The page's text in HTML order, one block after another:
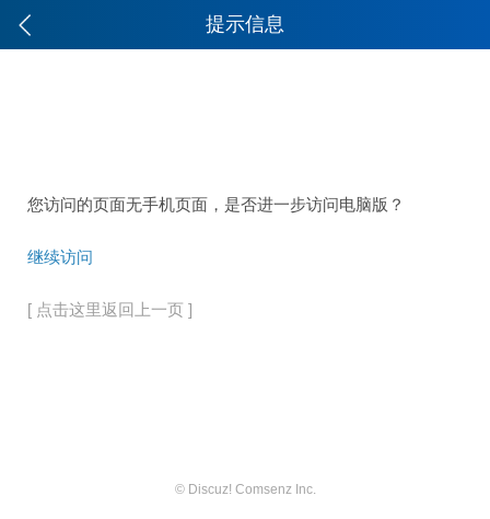
提示信息
您访问的页面无手机页面，是否进一步访问电脑版？
继续访问
[ 点击这里返回上一页 ]
© Discuz! Comsenz Inc.